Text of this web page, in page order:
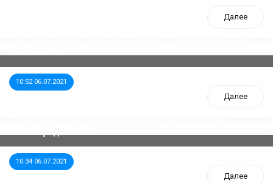
Далее
10:52 06.07.2021
Далее
10:34 06.07.2021
Далее